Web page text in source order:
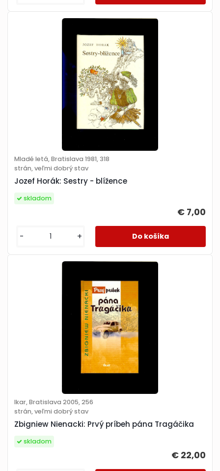
Jozef Horák: Sestry - blížence
Mladé letá, Bratislava 1981, 318
strán, veľmi dobrý stav
€ 7,00
skladom
- +
Zbigniew Nienacki: Prvý príbeh pána Tragáčika
Ikar, Bratislava 2005, 256
strán, veľmi dobrý stav
€ 22,00
skladom